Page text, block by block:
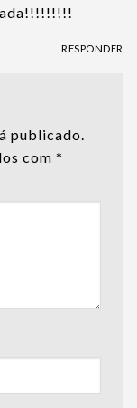
RESPONDER
publicado.
com *